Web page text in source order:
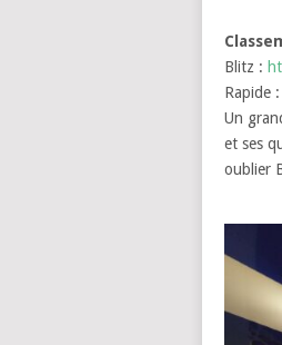
Blitz :
Rapide :
Un
et ses
oublier